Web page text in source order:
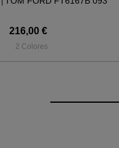
216,00 €
2 Colores